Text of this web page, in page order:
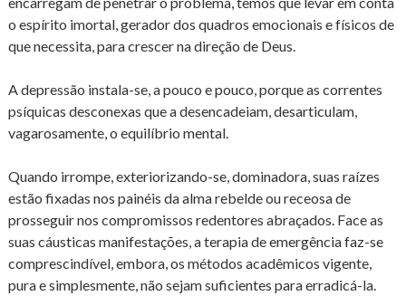
o espírito imortal, gerador dos quadros emocionais e físicos de
que necessita, para crescer na direção de Deus.
A depressão instala-se, a pouco e pouco, porque as correntes
psíquicas desconexas que a desencadeiam, desarticulam,
vagarosamente, o equilíbrio mental.
Quando irrompe, exteriorizando-se, dominadora, suas raízes
estão fixadas nos painéis da alma rebelde ou receosa de
prosseguir nos compromissos redentores abraçados. Face as
suas cáusticas manifestações, a terapia de emergência faz-se
comprescindível, embora, os métodos acadêmicos vigente,
pura e simplesmente, não sejam suficientes para erradicá-la.